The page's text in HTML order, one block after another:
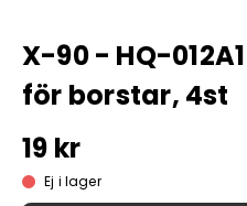
X-90 - HQ-
för borstar, 4st
19 kr
Ej i lager